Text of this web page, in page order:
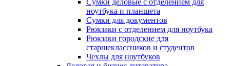
Сумки деловые с отделением для
ноутбука и планшета
Сумки для документов
Рюкзаки с отделением для ноутбука
Рюкзаки городские для
старшеклассников и студентов
Чехлы для ноутбуков